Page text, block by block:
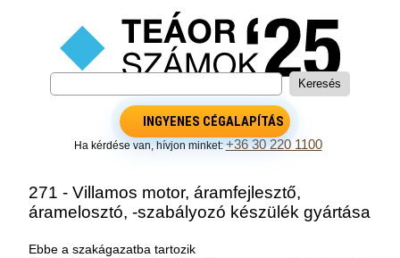
INGYENES CÉGALAPÍTÁS
Ha kérdése van, hívjon minket:+36 30 220 1100
271 - Villamos motor, áramfejlesztő,
áramelosztó, -szabályozó készülék gyártása
Ebbe a szakágazatba tartozik